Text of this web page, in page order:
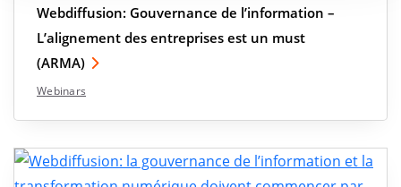
Webdiffusion: Gouvernance de l’information –
L’alignement des entreprises est un must
(ARMA)
Webinars